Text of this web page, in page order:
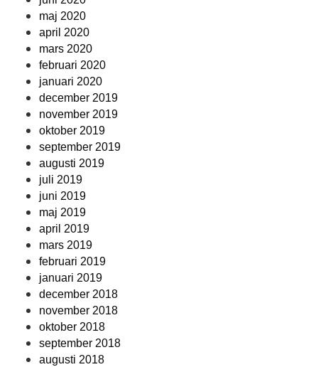
maj 2020
april 2020
mars 2020
februari 2020
januari 2020
december 2019
november 2019
oktober 2019
september 2019
augusti 2019
juli 2019
juni 2019
maj 2019
april 2019
mars 2019
februari 2019
januari 2019
december 2018
november 2018
oktober 2018
september 2018
augusti 2018